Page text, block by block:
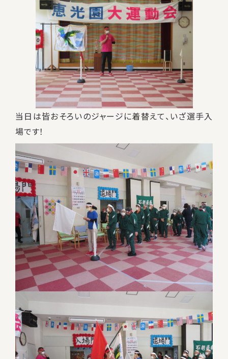
当日は皆おそろいのジャージに着替えて、いざ選手入
場です！